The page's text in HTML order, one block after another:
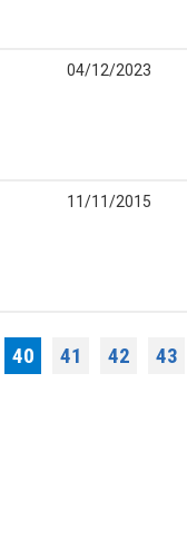
04/12/2023
11/11/2015
40 41 42 43